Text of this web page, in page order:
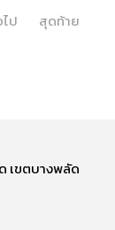
ป สุดท้าย
เขตบางพลัด